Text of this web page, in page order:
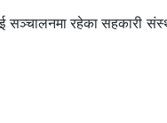
सञ्चालनमा रहेका सहकारी